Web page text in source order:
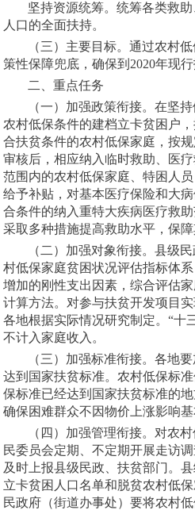
坚持资源统筹。统筹各类救
人口的全面扶持。
（三）主要目标。通过农村
策性保障兜底，确保到2020年现
二、重点任务
（一）加强政策衔接。在坚
农村低保条件的建档立卡贫困户
合扶贫条件的农村低保家庭，按
审核后，相应纳入临时救助、医
范围内的农村低保家庭、特困人
给予补贴，对基本医疗保险和大
合条件的纳入重特大疾病医疗救
采取多种措施提高救助水平，保
（二）加强对象衔接。县级
村低保家庭贫困状况评估指标体
增加的刚性支出因素，综合评估
计算方法。对参与扶贫开发项目
各地根据实际情况研究制定。“十
不计入家庭收入。
（三）加强标准衔接。各地
达到国家扶贫标准。农村低保标
保标准已经达到国家扶贫标准的
确保困难群众不因物价上涨影响
（四）加强管理衔接。对农
民委员会定期、不定期开展走访
及时上报县级民政、扶贫部门。
立卡贫困人口名单和脱贫农村低
民政府（街道办事处）要将农村